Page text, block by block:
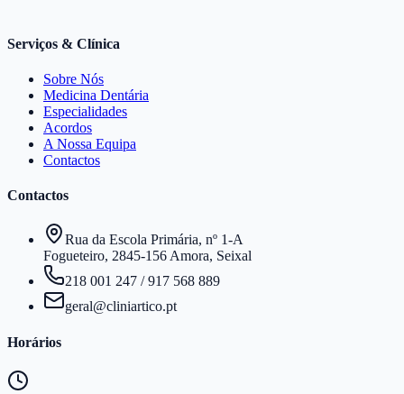
Serviços & Clínica
Sobre Nós
Medicina Dentária
Especialidades
Acordos
A Nossa Equipa
Contactos
Contactos
Rua da Escola Primária, nº 1-A
Fogueteiro, 2845-156 Amora, Seixal
218 001 247 /917 568 889
geral@cliniartico.pt
Horários